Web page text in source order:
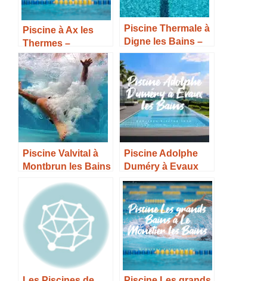
Piscine à Ax les
Thermes –
Horaires, Tarifs et
Infos –
Piscine Thermale à
Digne les Bains –
Horaires, Tarifs et
Infos –
Piscine Valvital à
Montbrun les Bains
Infos –
Piscine Adolphe
Duméry à Evaux
les Bains –
Horaires, Tarifs et
Infos –